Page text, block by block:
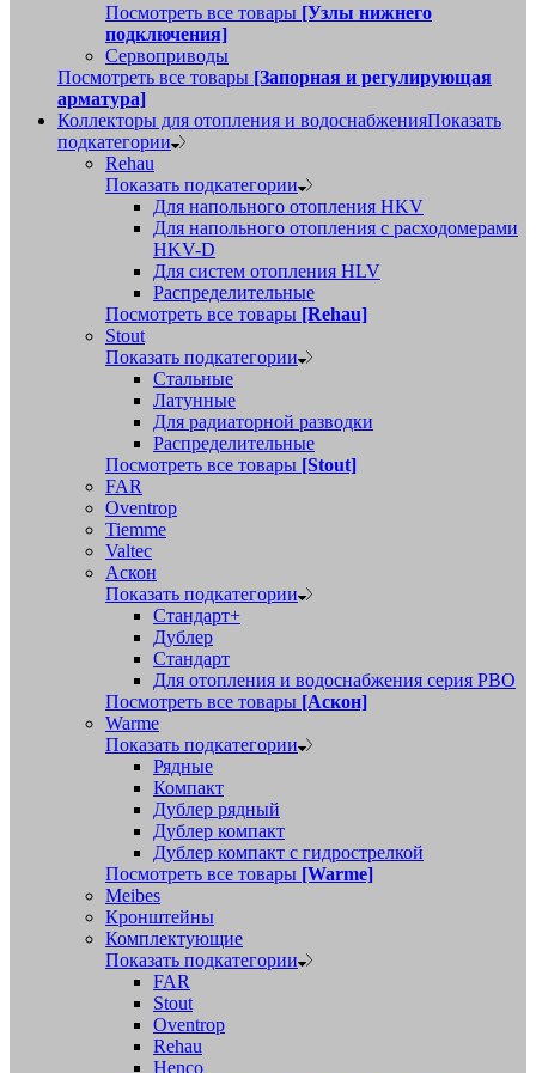
Посмотреть все товары [Узлы нижнего
подключения]
Сервоприводы
Посмотреть все товары [Запорная и регулирующая
арматура]
Коллекторы для отопления и водоснабженияПоказать
подкатегории
Rehau
Показать подкатегории
Для напольного отопления HKV
Для напольного отопления с расходомерами
HKV-D
Для систем отопления HLV
Распределительные
Посмотреть все товары [Rehau]
Stout
Показать подкатегории
Стальные
Латунные
Для радиаторной разводки
Распределительные
Посмотреть все товары [Stout]
FAR
Oventrop
Tiemme
Valtec
Аскон
Показать подкатегории
Стандарт+
Дублер
Стандарт
Для отопления и водоснабжения серия РВО
Посмотреть все товары [Аскон]
Warme
Показать подкатегории
Рядные
Компакт
Дублер рядный
Дублер компакт
Дублер компакт с гидрострелкой
Посмотреть все товары [Warme]
Meibes
Кронштейны
Комплектующие
Показать подкатегории
FAR
Stout
Oventrop
Rehau
Henco